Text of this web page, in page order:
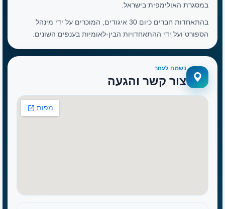
במסגרת האולימפית בישראל.
בהתאחדות חברים כיום 30 איגודים, המוכרים על ידי מינהל
הספורט ועל ידי ההתאחדויות הבין-לאומיות בענפים השונים.
נשמח לעזור
צור קשר והגעה